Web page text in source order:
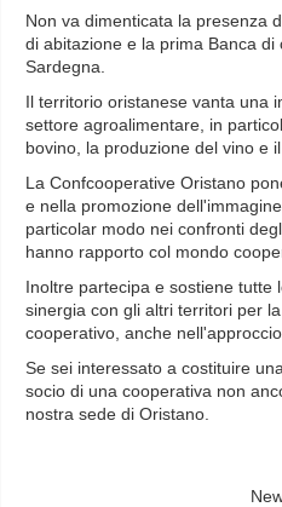
Non va dimenticata la presenza
di abitazione e la prima Banca
Sardegna.
Il territorio oristanese vanta una
settore agroalimentare, in
bovino, la produzione del vino e
La Confcooperative Oristano
e nella promozione
particolar modo nei confronti
hanno rapporto col mondo
Inoltre partecipa e sostiene tutte
sinergia con gli altri territori per
cooperativo, anche
Se sei interessato a costituire
socio di una cooperativa non
nostra sede di Oristano.